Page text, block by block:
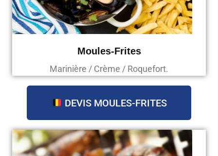
Moules-Frites
Marinière / Crème / Roquefort.
DEVIS MOULES-FRITES